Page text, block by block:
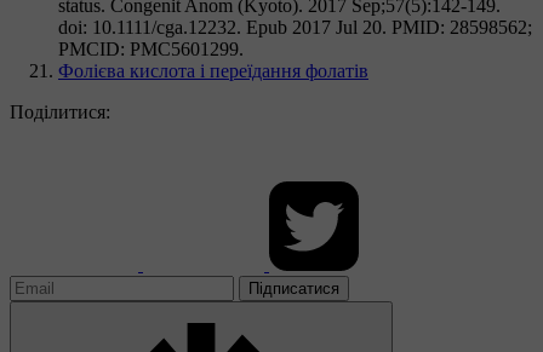
status. Congenit Anom (Kyoto). 2017 Sep;57(5):142-149.
doi: 10.1111/cga.12232. Epub 2017 Jul 20. PMID: 28598562;
PMCID: PMC5601299.
Фолієва кислота і переїдання фолатів
Поділитися:
Підписатися